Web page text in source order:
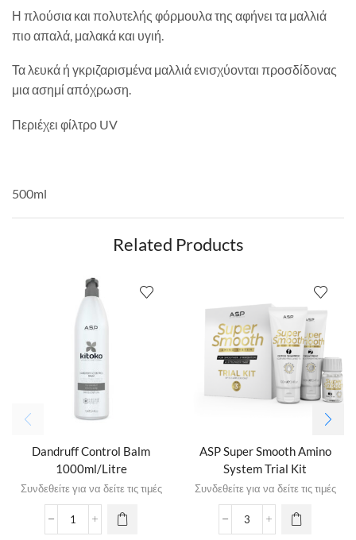
Η πλούσια και πολυτελής φόρμουλα της αφήνει τα μαλλιά
πιο απαλά, μαλακά και υγιή.
Τα λευκά ή γκριζαρισμένα μαλλιά ενισχύονται προσδίδονας
μια ασημί απόχρωση.
Περιέχει φίλτρο UV
500ml
Related Products
Dandruff Control Balm
1000ml/Litre
Συνδεθείτε για να δείτε τις τιμές
ASP Super Smooth Amino
System Trial Kit
Συνδεθείτε για να δείτε τις τιμές